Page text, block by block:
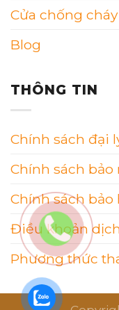
Cửa chống cháy
Blog
THÔNG TIN
Chính sách đại
Chính sách bảo
Chính sách bảo
Điều khoản
Phương thức